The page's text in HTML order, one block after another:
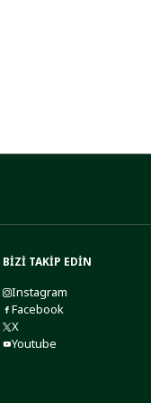
BİZİ TAKİP EDİN
Instagram
Facebook
X
Youtube